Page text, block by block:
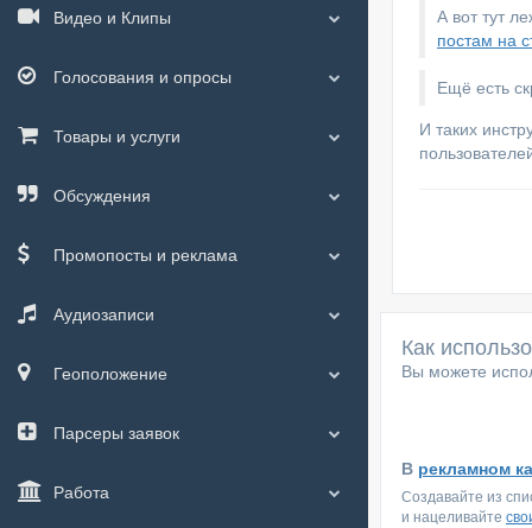
А вот тут
постам на
Ещё есть
И таких
Как
Вы можете
В рекламном
Создавайте из
и нацеливайте
Видео и Клипы
Голосования и опросы
Товары и услуги
Обсуждения
Промопосты и реклама
Аудиозаписи
Геоположение
Парсеры заявок
Работа